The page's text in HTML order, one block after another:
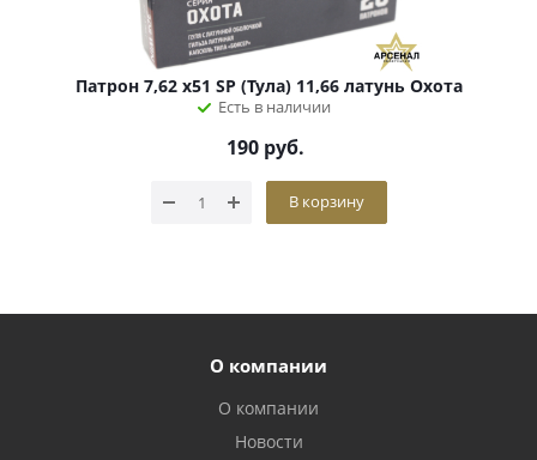
Патрон 7,62 х51 SP (Тула) 11,66 латунь Охота
Есть в наличии
190руб.
В корзину
О компании
О компании
Новости